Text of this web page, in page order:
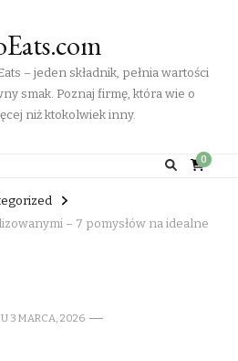
– jeden składnik, pełnia wartości
smak. Poznaj firmę, która wie o
niż ktokolwiek inny.
0
– 7 pomysłów na idealne
3 MARCA, 2026